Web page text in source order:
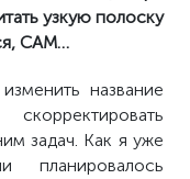
узкую полоску
САМ…
название
задач. Как я уже